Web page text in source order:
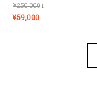
¥250,000↓
¥59,000